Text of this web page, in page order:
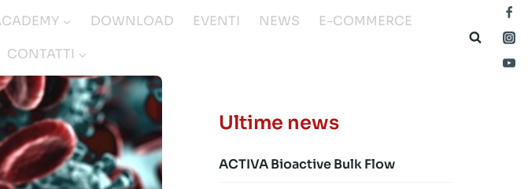
DOWNLOAD EVENTI NEWS
E-COMMERCE
CONTATTI
Ultime news
ACTIVA Bioactive Bulk Flow